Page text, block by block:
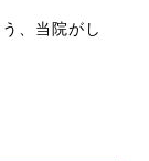
、当院がし